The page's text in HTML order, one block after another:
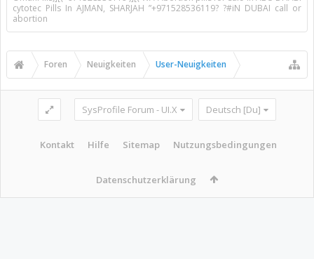
cytotec Pills In AJMAN, SHARJAH ”+971528536119? ?#iN DUBAI call or
abortion
Foren Neuigkeiten User-Neuigkeiten
SysProfile Forum - UI.X Deutsch [Du]
Kontakt Hilfe Sitemap Nutzungsbedingungen
Datenschutzerklärung